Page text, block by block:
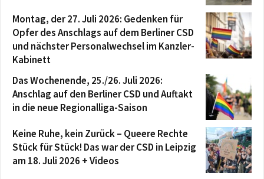
Montag, der 27. Juli 2026: Gedenken für
Opfer des Anschlags auf dem Berliner CSD
und nächster Personalwechsel im Kanzler-
Kabinett
Das Wochenende, 25./26. Juli 2026:
Anschlag auf den Berliner CSD und Auftakt
in die neue Regionalliga-Saison
Keine Ruhe, kein Zurück – Queere Rechte
Stück für Stück! Das war der CSD in Leipzig
am 18. Juli 2026 + Videos